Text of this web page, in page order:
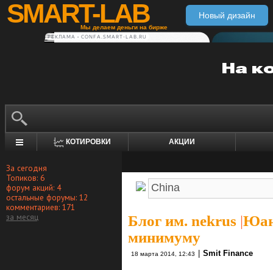
SMART-LAB
Мы делаем деньги на бирже
Новый дизайн
РЕКЛАМА • CONFA.SMART-LAB.RU
КОТИРОВКИ АКЦИИ
За сегодня
Топиков: 6
форум акций: 4
остальные форумы: 12
комментариев: 171
за месяц
Блог им. nekrus |
минимуму
18 марта 2014, 12:43 Smit Finance